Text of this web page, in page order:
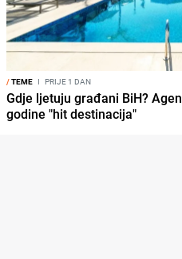
/TEME I PRIJE 1 DAN
Gdje ljetuju građani BiH?
godine "hit destinacija"